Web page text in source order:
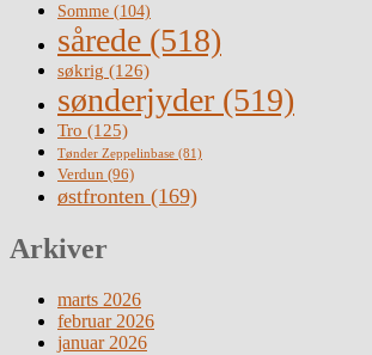
Somme (104)
sårede (518)
søkrig (126)
sønderjyder (519)
Tro (125)
Tønder Zeppelinbase (81)
Verdun (96)
østfronten (169)
Arkiver
marts 2026
februar 2026
januar 2026